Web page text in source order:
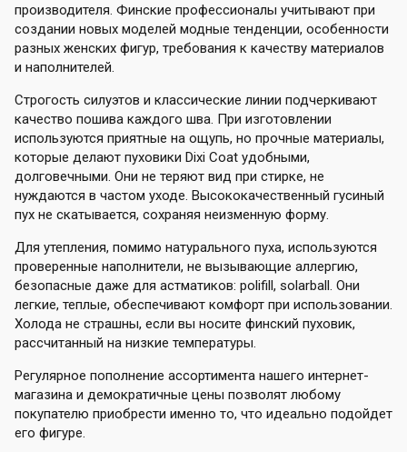
производителя. Финские профессионалы учитывают при
создании новых моделей модные тенденции, особенности
разных женских фигур, требования к качеству материалов
и наполнителей.
Строгость силуэтов и классические линии подчеркивают
качество пошива каждого шва. При изготовлении
используются приятные на ощупь, но прочные материалы,
которые делают пуховики Dixi Coat удобными,
долговечными. Они не теряют вид при стирке, не
нуждаются в частом уходе. Высококачественный гусиный
пух не скатывается, сохраняя неизменную форму.
Для утепления, помимо натурального пуха, используются
проверенные наполнители, не вызывающие аллергию,
безопасные даже для астматиков: polifill, solarball. Они
легкие, теплые, обеспечивают комфорт при использовании.
Холода не страшны, если вы носите финский пуховик,
рассчитанный на низкие температуры.
Регулярное пополнение ассортимента нашего интернет-
магазина и демократичные цены позволят любому
покупателю приобрести именно то, что идеально подойдет
его фигуре.